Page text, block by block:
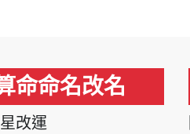
命命名改名
改運